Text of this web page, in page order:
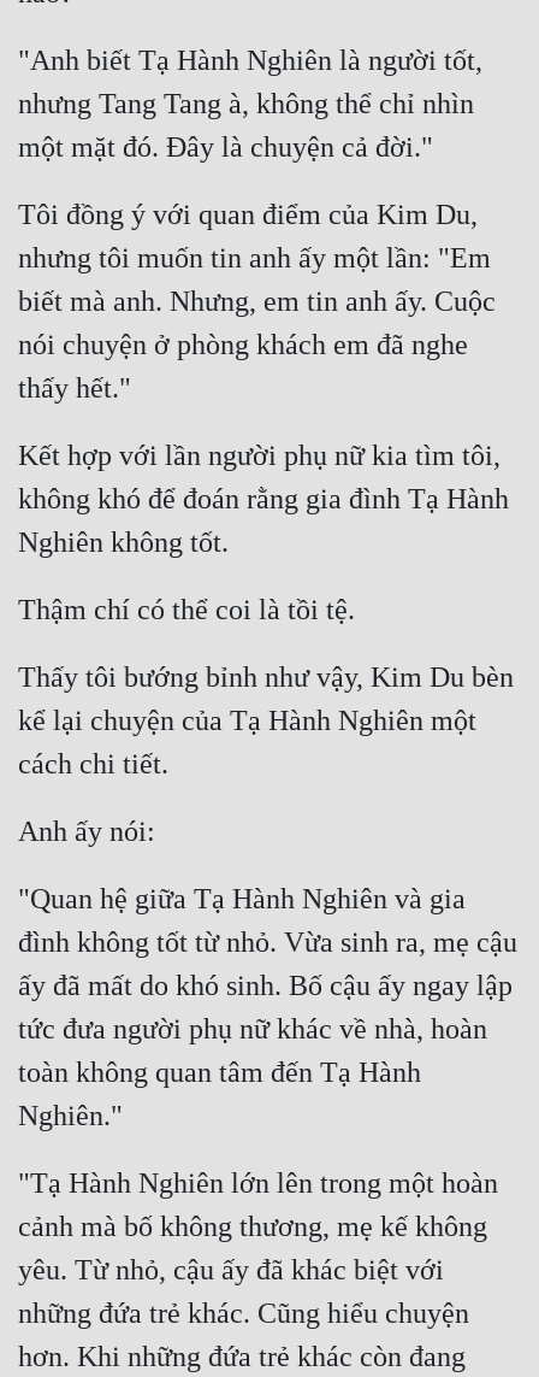
Góc Nhìn Nam
Góc Nhìn Nữ
Huyền Huyễn
Huyền Nghi
Huyền Ảo
Hài Hước
Hệ Thống
Học Đường
Khoa Huyễn
Khoa Huyễn Không Gian
Kinh Dị
Kiếm Hiệp
Kỳ Ảo
Lịch Sử
Mạt Thế
Mỹ Thực
Ngôn Tình
Ngược
Nữ Cường
Nữ Phụ
Phong Thủy - Tâm Linh
Phương Tây
Phản Phái
Quan Trường
"Anh biết Tạ Hành Nghiên là người tốt,
nhưng Tang Tang à, không thể chỉ nhìn
Tôi đồng ý với quan điểm của Kim Du,
nhưng tôi muốn tin anh ấy một lần: "Em
biết mà anh. Nhưng, em tin anh ấy. Cuộc
nói chuyện ở phòng khách em đã nghe
Kết hợp với lần người phụ nữ kia tìm tôi,
không khó để đoán rằng gia đình Tạ Hành
Thấy tôi bướng bỉnh như vậy, Kim Du bèn
kể lại chuyện của Tạ Hành Nghiên một
"Quan hệ giữa Tạ Hành Nghiên và gia
đình không tốt từ nhỏ. Vừa sinh ra, mẹ cậu
ấy đã mất do khó sinh. Bố cậu ấy ngay lập
tức đưa người phụ nữ khác về nhà, hoàn
toàn không quan tâm đến Tạ Hành
"Tạ Hành Nghiên lớn lên trong một hoàn
cảnh mà bố không thương, mẹ kế không
yêu. Từ nhỏ, cậu ấy đã khác biệt với
những đứa trẻ khác. Cũng hiểu chuyện
hơn. Khi những đứa trẻ khác còn đang